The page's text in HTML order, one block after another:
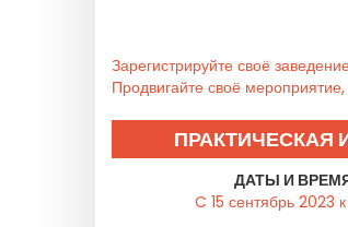
Зарегистрируйте своё
Продвигайте своё
ПРАКТИЧЕСКАЯ
ДАТЫ И
C 15 сентябрь 2023